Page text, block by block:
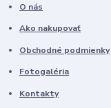
O nás
Ako nakupovať
Obchodné podmienky
Fotogaléria
Kontakty